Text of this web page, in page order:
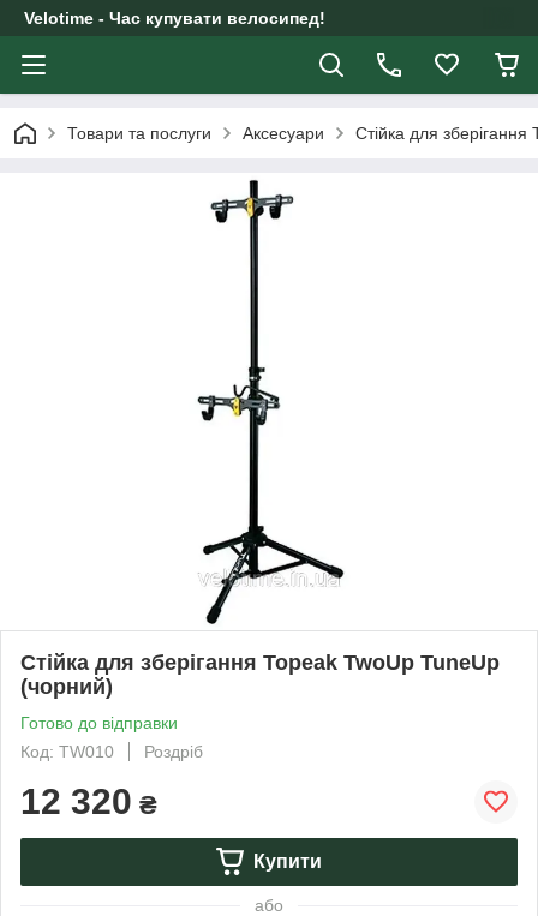
Velotime - Час купувати велосипед!
Товари та послуги Аксесуари Стійка для
Стійка для зберігання Topeak TwoUp TuneUp
(чорний)
Готово до відправки
Код: TW010
Роздріб
12 320 ₴
Купити
або